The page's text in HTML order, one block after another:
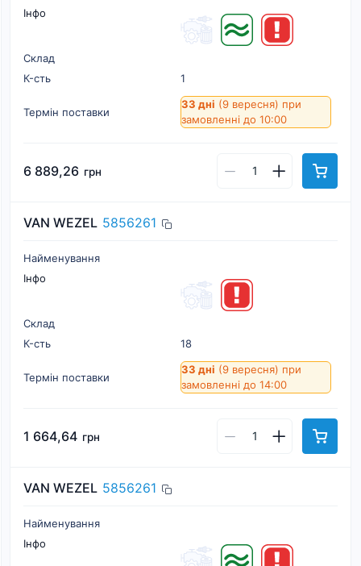
Інфо
Склад
К-cть
1
Термін поставки
33 дні (9 вересня) при
замовленні до 10:00
6 889,26 грн
VAN WEZEL 5856261
Найменування
Інфо
Склад
К-cть
18
Термін поставки
33 дні (9 вересня) при
замовленні до 14:00
1 664,64 грн
VAN WEZEL 5856261
Найменування
Інфо